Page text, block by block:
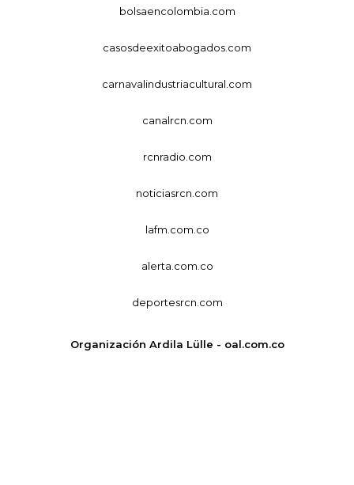
bolsaencolombia.com
casosdeexitoabogados.com
carnavalindustriacultural.com
canalrcn.com
rcnradio.com
noticiasrcn.com
lafm.com.co
alerta.com.co
deportesrcn.com
Organización Ardila Lülle - oal.com.co